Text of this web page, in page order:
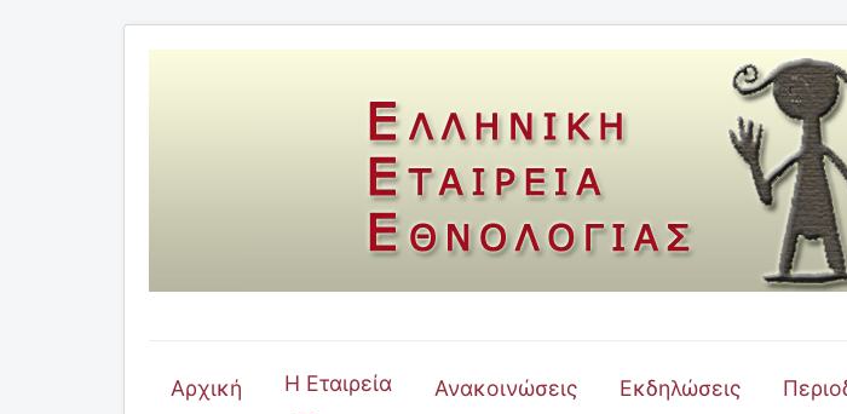
Αρχική Η Εταιρεία Ανακοινώσεις Εκδηλώσεις